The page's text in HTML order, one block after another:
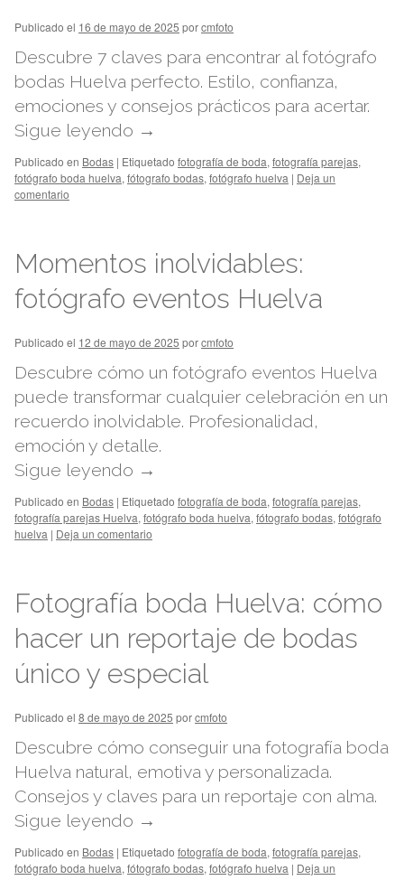
Publicado el 16 de mayo de 2025 porcmfoto
Descubre 7 claves para encontrar al fotógrafo
bodas Huelva perfecto. Estilo, confianza,
emociones y consejos prácticos para acertar.
Sigue leyendo →
Publicado en Bodas | Etiquetado fotografía de boda, fotografía parejas,
fotógrafo boda huelva, fótografo bodas, fotógrafo huelva | Deja un
comentario
Momentos inolvidables:
fotógrafo eventos Huelva
Publicado el 12 de mayo de 2025 porcmfoto
Descubre cómo un fotógrafo eventos Huelva
puede transformar cualquier celebración en un
recuerdo inolvidable. Profesionalidad,
emoción y detalle.
Sigue leyendo →
Publicado en Bodas | Etiquetado fotografía de boda, fotografía parejas,
fotografía parejas Huelva, fotógrafo boda huelva, fótografo bodas, fotógrafo
huelva | Deja un comentario
Fotografía boda Huelva: cómo
hacer un reportaje de bodas
único y especial
Publicado el 8 de mayo de 2025 porcmfoto
Descubre cómo conseguir una fotografía boda
Huelva natural, emotiva y personalizada.
Consejos y claves para un reportaje con alma.
Sigue leyendo →
Publicado en Bodas | Etiquetado fotografía de boda, fotografía parejas,
fotógrafo boda huelva, fótografo bodas, fotógrafo huelva | Deja un